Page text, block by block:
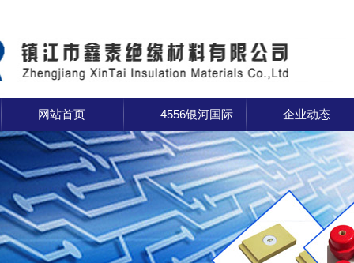
网站首页 4556银河国际 企业动态